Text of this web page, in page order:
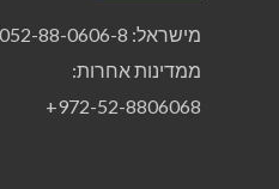
מישראל: 052-88-0606-8
ממדינות אחרות:
972-52-8806068+